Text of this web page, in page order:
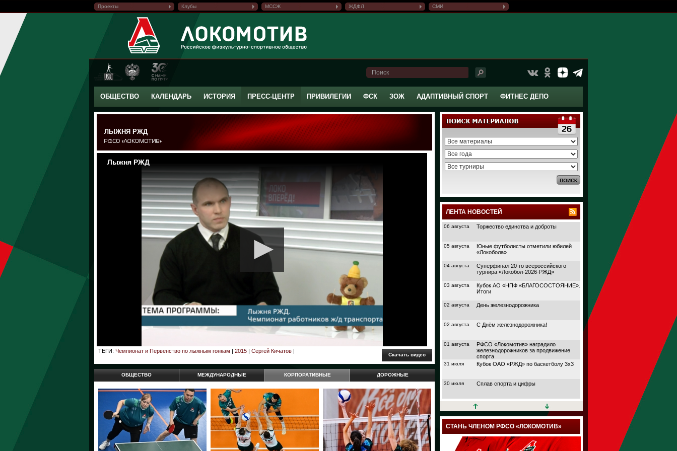
Проекты Клубы МССЖ ЖДФЛ СМИ
ОБЩЕСТВО КАЛЕНДАРЬ ИСТОРИЯ ПРЕСС-ЦЕНТР ПРИВИЛЕГИИ ФСК ЗОЖ АДАПТИВНЫЙ СПОРТ ФИТНЕС ДЕПО
ЛЫЖНЯ РЖД
ТЕГИ: Чемпионат и Первенство по лыжным гонкам | 2015 | Сергей Кичатов |
ОБЩЕСТВО МЕЖДУНАРОДНЫЕ КОРПОРАТИВНЫЕ ДОРОЖНЫЕ
ЛЕНТА НОВОСТЕЙ
06 августа Торжество единства и доброты
05 августа
Юные футболисты отметили юбилей
«Локобола»
04 августа
Суперфинал 20-го всероссийского
турнира «Локобол-2026-РЖД»
03 августа
Кубок АО «НПФ «БЛАГОСОСТОЯНИЕ».
Итоги
02 августа День железнодорожника
02 августа С Днём железнодорожника!
01 августа
РФСО «Локомотив» наградило
железнодорожников за продвижение
спорта
31 июля Кубок ОАО «РЖД» по баскетболу 3х3
30 июля Сплав спорта и цифры
27 июля
Кубок АО «НПФ
Дорога в большой спорт
23 июля Поймали волну удачи
СТАНЬ ЧЛЕНОМ РФСО «ЛОКОМОТИВ»